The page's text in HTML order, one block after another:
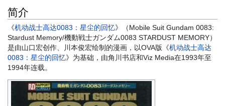
简介
《机动战士高达0083：星尘的回忆》（Mobile Suit Gundam 0083:
Stardust Memory/機動戦士ガンダム0083 STARDUST MEMORY）
是由山口宏创作、川本俊宏绘制的漫画，以OVA版《机动战士高达
0083：星尘的回忆》为基础，由角川书店和Viz Media在1993年至
1994年连载。